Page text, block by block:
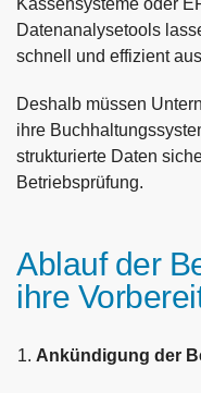
Kassensysteme oder
Datenanalysetools
schnell und effizient
Deshalb müssen
ihre
strukturierte Daten
Betriebsprüfung.
Ablauf der
ihre
Ankündigung der